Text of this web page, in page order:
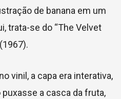
de banana em um
trata-se do “The Velvet
vinil, a capa era interativa,
a casca da fruta,